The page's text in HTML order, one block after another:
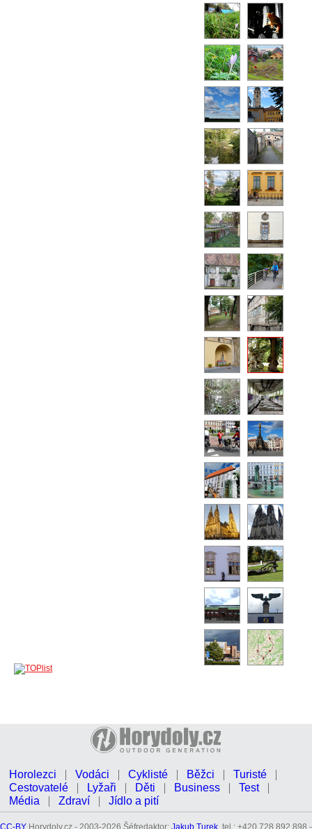
Horolezci Vodáci Cyklisté Běžci
Turisté
Cestovatelé
Lyžaři Děti Business
Test
Média
Zdraví Jídlo a pití
CC-BY Horydoly.cz - 2003-2026 Šéfredaktor: Jakub Turek , tel.: +420 728 892 898 -